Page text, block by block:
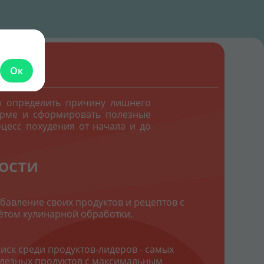
причину лишнего
и сформировать полезные
похудения от начала и до
своих продуктов и рецептов с
кулинарной обработки.
среди продуктов-лидеров - самых
продуктов с максимальным
Ок